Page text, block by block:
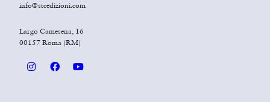
info@stcedizioni.com
Largo Camesena, 16
00157 Roma (RM)